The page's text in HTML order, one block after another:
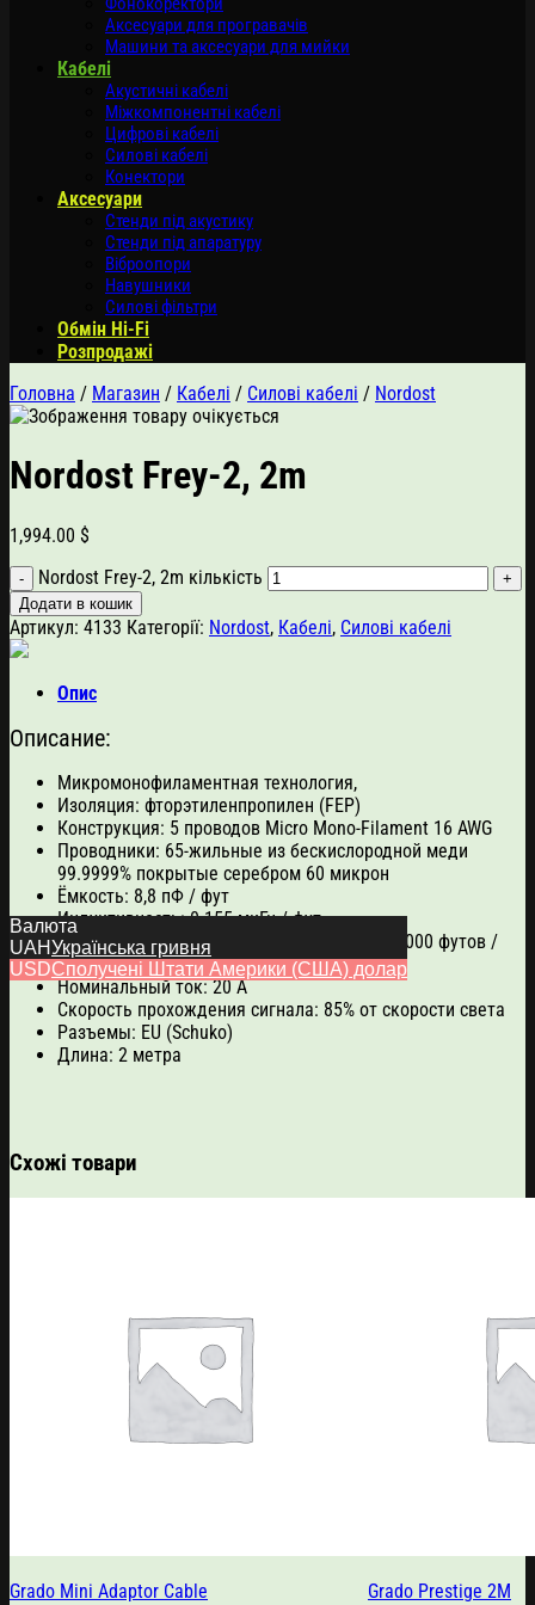
Аксесуари для програвачів
Машини та аксесуари для мийки
Кабелі
Акустичні кабелі
Міжкомпонентні кабелі
Цифрові кабелі
Силові кабелі
Конектори
Аксесуари
Стенди під акустику
Стенди під апаратуру
Віброопори
Навушники
Силові фільтри
Обмін Hi-Fi
Розпродажі
Головна / Магазин / Кабелі / Силові кабелі / Nordost
Nordost Frey-2, 2m
1,994.00 $
Nordost Frey-2, 2m кількість
Додати в кошик
Артикул: 4133 Категорії: Nordost, Кабелі, Силові кабелі
Опис
Описание:
Микромонофиламентная технология,
Изоляция: фторэтиленпропилен (FEP)
Конструкция: 5 проводов Micro Mono-Filament 16 AWG
Проводники: 65-жильные из бескислородной меди
99.9999% покрытые серебром 60 микрон
Ёмкость: 8,8 пФ / фут
Индуктивность: 0.155 мкГн / фут
Сопротивление постоянному току: 4 Ом / 1000 футов /
304 м
Номинальный ток: 20 А
Скорость прохождения сигнала: 85% от скорости света
Разъемы: EU (Schuko)
Длина: 2 метра
Схожі товари
Grado Mini Adaptor Cable Grado Prestige 2M
Валюта
UAHУкраїнська гривня
USDСполучені Штати Америки (США) долар